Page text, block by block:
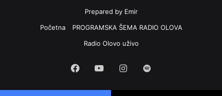
Prepared by Emir
Početna
PROGRAMSKA ŠEMA RADIO OLOVA
Radio Olovo uživo
Facebook
YouTubeInstagram
Spotify